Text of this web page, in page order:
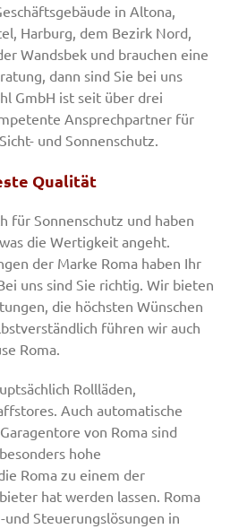
in Altona,
Harburg, dem Bezirk Nord,
Wandsbek und brauchen eine
dann sind Sie bei uns
GmbH ist seit über drei
Ansprechpartner für
und Sonnenschutz.
Qualität
für Sonnenschutz und haben
die Wertigkeit angeht.
der Marke Roma haben Ihr
uns sind Sie richtig. Wir bieten
die höchsten Wünschen
führen wir auch
Roma.
Rollläden,
Auch automatische
von Roma sind
hohe
Roma zu einem der
hat werden lassen. Roma
Steuerungslösungen in